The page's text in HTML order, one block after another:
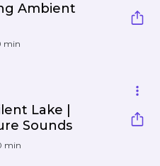
Ambient
min
Lake |
Sounds
min